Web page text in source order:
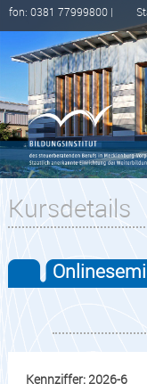
fon: 0381 77999800 |
Kursdetails
Kennziffer: 2026-6